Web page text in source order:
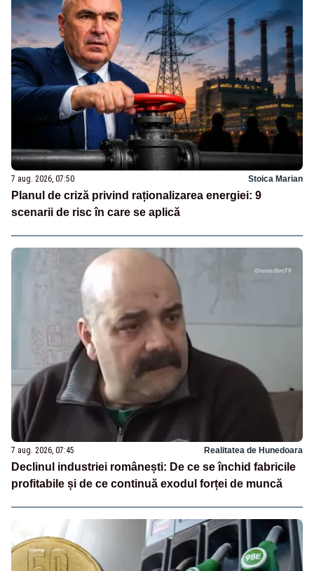
7 aug. 2026, 07:50 Stoica Marian
Planul de criză privind raționalizarea energiei: 9
scenarii de risc în care se aplică
7 aug. 2026, 07:45 Realitatea de Hunedoara
Declinul industriei românești: De ce se închid fabricile
profitabile și de ce continuă exodul forței de muncă